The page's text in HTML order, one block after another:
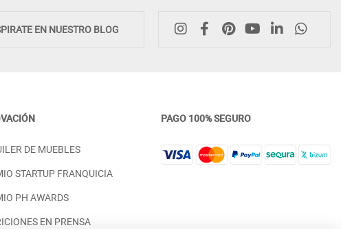
VINTAGE MADERA - PINO
PRECIO DESDE: 758,00 €
VINTAGE MADERA - PINO
PRECIO DESDE:1.198,00 €
EN NUESTRO BLOG
DE MUEBLES
STARTUP FRANQUICIA
PH AWARDS
EN PRENSA
PAGO 100% SEGURO